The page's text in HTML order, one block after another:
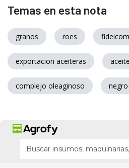
Temas en esta nota
granos roes
exportacion aceiteras aceite
complejo oleaginoso negro